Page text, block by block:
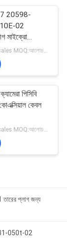
20598-
02
মাইক্রো
পিসিবি
কেবল
Contact our sales MOQ:আলোচনাযোগ্য
প্লাগ জন্য
050t-02